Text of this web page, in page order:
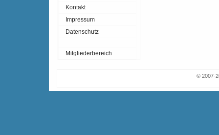
Kontakt
Impressum
Datenschutz
Mitgliederbereich
© 2007-